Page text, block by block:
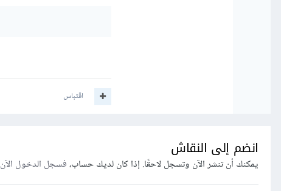
اقتباس
انضم إلى النقاش
يمكنك أن تنشر الآن وتسجل لاحقًا. إذا كان لديك حساب،فسجل الدخول الآن